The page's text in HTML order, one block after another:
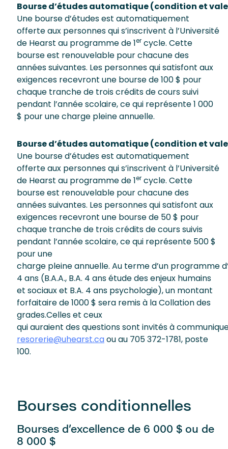
Bourse d’études automatique (condition et
Une bourse d’études est automatiquement
offerte aux personnes qui s’inscrivent à l’Université
de Hearst au programme de 1er cycle. Cette
bourse est renouvelable pour chacune des
années suivantes. Les personnes qui satisfont aux
exigences recevront une bourse de 100 $ pour
chaque tranche de trois crédits de cours suivi
pendant l’année scolaire, ce qui représente 1 000
$ pour une charge pleine annuelle.
Bourse d’études automatique (condition et
Une bourse d’études est automatiquement
offerte aux personnes qui s’inscrivent à l’Université
de Hearst au programme de 1er cycle. Cette
bourse est renouvelable pour chacune des
années suivantes. Les personnes qui satisfont aux
exigences recevront une bourse de 50 $ pour
chaque tranche de trois crédits de cours suivis
pendant l’année scolaire, ce qui représente 500 $
pour une
charge pleine annuelle. Au terme d’un programme
4 ans (B.A.A., B.A. 4 ans étude des enjeux humains
et sociaux et B.A. 4 ans psychologie), un montant
forfaitaire de 1000 $ sera remis à la Collation des
grades.Celles et ceux
qui auraient des questions sont invités à
resorerie@uhearst.caou au 705 372-1781, poste
100.
Bourses conditionnelles
Bourses d’excellence de 6 000 $ ou de
8 000 $